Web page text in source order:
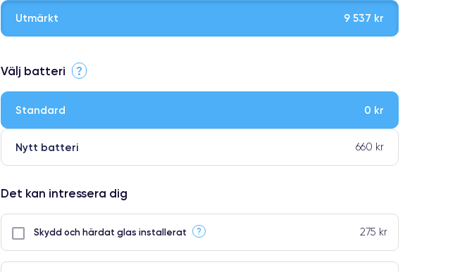
Utmärkt 9 537 kr
⭐ Premium
Välj batteri ?
Standard 0 kr
Nytt batteri 660 kr
Det kan intressera dig
Skydd och härdat glas installerat ? 275 kr